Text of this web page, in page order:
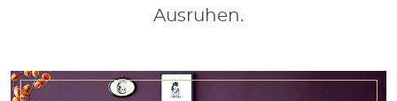
Ausruhen.